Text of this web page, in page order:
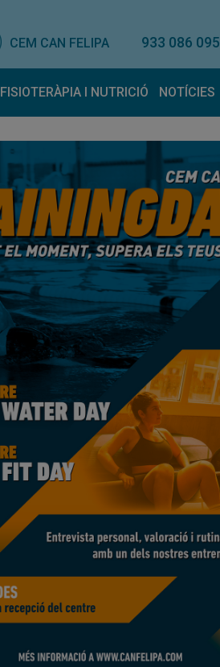
CEM CAN FELIPA 933 086 095
FISIOTERÀPIA I NUTRICIÓ NOTÍCIES